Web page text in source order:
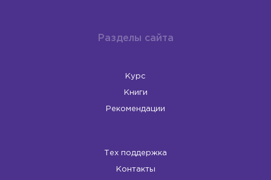
Разделы сайта
Курс
Книги
Рекомендации
Тех поддержка
Контакты